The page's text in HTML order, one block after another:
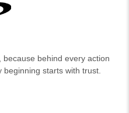
behind every action
starts with trust.